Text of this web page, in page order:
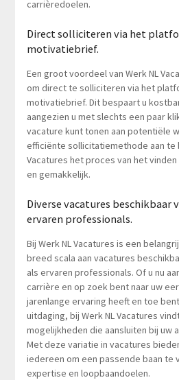
carrièredoelen.
Direct solliciteren via het
motivatiebrief.
Een groot voordeel van Werk NL
om direct te solliciteren via het
motivatiebrief. Dit bespaart u
aangezien u met slechts een paar
vacature kunt tonen aan potentiële
efficiënte sollicitatiemethode aan te
Vacatures het proces van het
en gemakkelijk.
Diverse vacatures beschikbaar
ervaren professionals.
Bij Werk NL Vacatures is een
breed scala aan vacatures
als ervaren professionals. Of u nu
carrière en op zoek bent naar uw
jarenlange ervaring heeft en toe
uitdaging, bij Werk NL Vacatures
mogelijkheden die aansluiten bij uw
Met deze variatie in vacatures
iedereen om een passende baan te
expertise en loopbaandoelen.